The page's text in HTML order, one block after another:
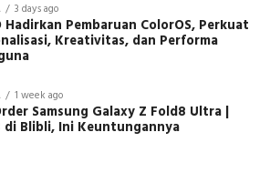
3 days ago
Hadirkan Pembaruan ColorOS, Perkuat
Kreativitas, dan Performa
1 week ago
Samsung Galaxy Z Fold8 Ultra |
di Blibli, Ini Keuntungannya